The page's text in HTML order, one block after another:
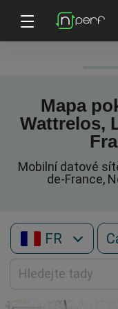
Mapa
Wattrelos,
Mobilní datové
de-France,
FR